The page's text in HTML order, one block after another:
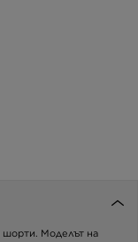
Моделът на